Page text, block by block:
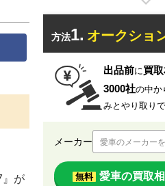
』が
方法1. オークショ
出品前に買
3000社の中か
みとやり取りで
メーカー 愛車のメーカー
無料 愛車の買取